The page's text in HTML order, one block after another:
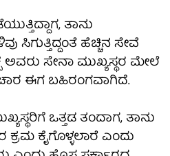
ತಾನು
ಸಿಗುತ್ತಿದ್ದಂತೆ ಹೆಚ್ಚಿನ ಸೇವೆ
ಸೇನಾ ಮುಖ್ಯಸ್ಥರ ಮೇಲೆ
ಈಗ ಬಹಿರಂಗವಾಗಿದೆ.
ಒತ್ತಡ ತಂದಾಗ, ತಾನು
ಕೈಗೊಳ್ಳಲಾರೆ ಎಂದು